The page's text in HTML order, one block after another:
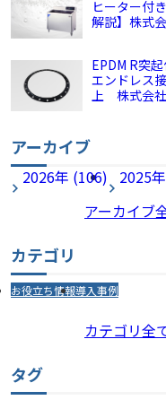
ヒーター付
解説】株式
EPDM R突
エンドレス
上 株式会
アーカイブ
2026年 (106)
2025
アーカイブ
カテゴリ
お役立ち情報導入事例
カテゴリ全
タグ